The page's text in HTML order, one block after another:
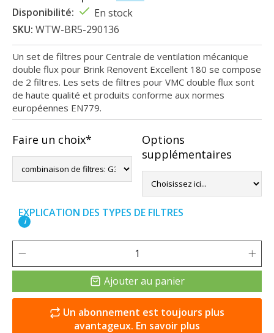
Disponibilité:
En stock
SKU: WTW-BR5-290136
Un set de filtres pour Centrale de ventilation mécanique
double flux pour Brink Renovent Excellent 180 se compose
de 2 filtres. Les sets de filtres pour VMC double flux sont
de haute qualité et produits conforme aux normes
européennes EN779.
Faire un choix*
Options
supplémentaires
EXPLICATION DES TYPES DE FILTRES
i
Ajouter au panier
Un abonnement est toujours plus
avantageux. En savoir plus